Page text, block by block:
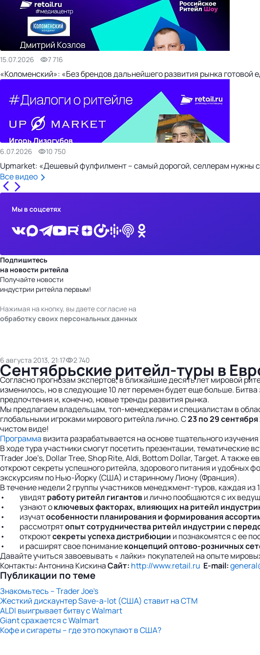
15.07.2026 7 716
«Коломенский»: «Без брендов дальнейшего развития рынка готовой
6.07.2026 10 750
Upmarket: «Дешевый фулфилмент – самый дорогой, селлерам нужны
Все видео
Мы в соцсетях
Подпишитесь
на новости ритейла
Получайте новости
индустрии ритейла первым!
Нажимая на кнопку, вы даете согласие на
обработку своих персональных данных
6 августа 2013, 21:17 2 740
Сентябрьские ритейл-туры в
Согласно прогнозам экспертов, в ближайшие десять лет мировой
изменилось, но в следующие 10 лет перемен будет еще больше.
предпочтения и, конечно, новые тренды развития рынка.
Мы предлагаем владельцам, топ-менеджерам и специалистам в
глобальными игроками мирового ритейла лично. С23 по 29 сентября
чистом виде!
Программа визита разрабатывается на основе тщательного
В ходе тура участники смогут посетить презентации, тематические
Trader Joe’s, Dollar Tree, Shop Rite, Aldi, Bottom Dollar, Target. А также
откроют секреты успешного ритейла, здорового питания и удобных
экскурсиям по Нью-Йорку (США) и старинному Лиону (Франция).
В течение недели 2 группы участников менеджмент-туров, каждая из
• увидятработу ритейл гигантови лично пообщаются с их
• узнают оключевых факторах, влияющих на ритейл
• изучатособенности планирования и формирования
• рассмотрятопыт сотрудничества ритейл индустрии с
• откроютсекреты успеха дистрибюции и познакомятся с ее
• и расширят свое пониманиеконцепций оптово-розничных
Давайте учиться завоевывать «лайки» покупателей на опыте
Контакты:Антонина КискинаСайт: http://www.retail.ru E-mail:
Публикации по теме
Знакомьтесь – Trader Joe's
Жесткий дискаунтер Save-a-lot (США) ставит на СТМ
ALDI выигрывает битву с Walmart
Giant сражается с Walmart
Кофе и сигареты – где это покупают в США?